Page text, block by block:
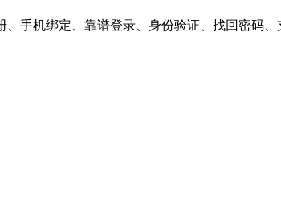
手机绑定、靠谱登录、身份验证、找回密码